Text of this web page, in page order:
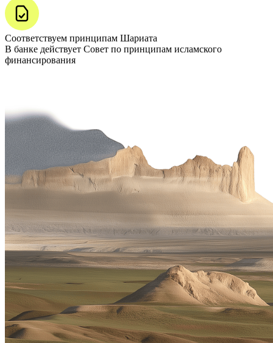
Соответствуем принципам Шариата
В банке действует Совет по принципам исламского
финансирования